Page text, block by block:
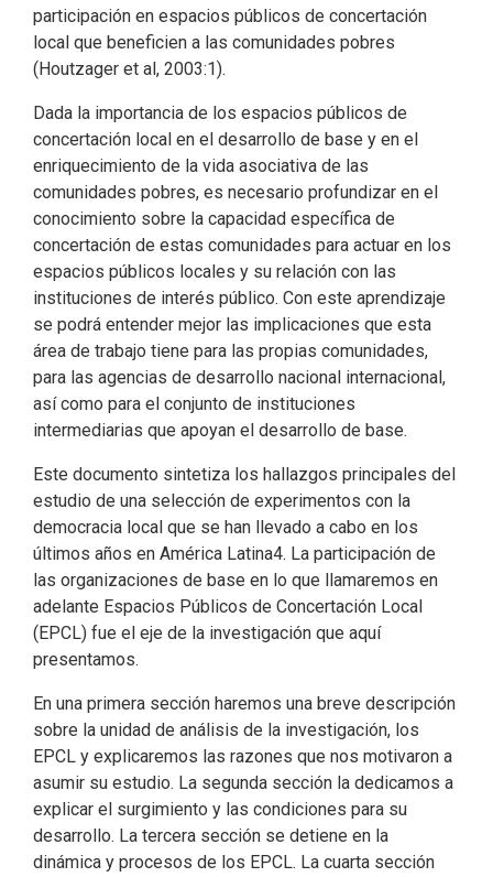
participación en espacios públicos de concertación
local que beneficien a las comunidades pobres
(Houtzager et al, 2003:1).
Dada la importancia de los espacios públicos de
concertación local en el desarrollo de base y en el
enriquecimiento de la vida asociativa de las
comunidades pobres, es necesario profundizar en el
conocimiento sobre la capacidad específica de
concertación de estas comunidades para actuar en los
espacios públicos locales y su relación con las
instituciones de interés público. Con este aprendizaje
se podrá entender mejor las implicaciones que esta
área de trabajo tiene para las propias comunidades,
para las agencias de desarrollo nacional internacional,
así como para el conjunto de instituciones
intermediarias que apoyan el desarrollo de base.
Este documento sintetiza los hallazgos principales del
estudio de una selección de experimentos con la
democracia local que se han llevado a cabo en los
últimos años en América Latina4. La participación de
las organizaciones de base en lo que llamaremos en
adelante Espacios Públicos de Concertación Local
(EPCL) fue el eje de la investigación que aquí
presentamos.
En una primera sección haremos una breve descripción
sobre la unidad de análisis de la investigación, los
EPCL y explicaremos las razones que nos motivaron a
asumir su estudio. La segunda sección la dedicamos a
explicar el surgimiento y las condiciones para su
desarrollo. La tercera sección se detiene en la
dinámica y procesos de los EPCL. La cuarta sección